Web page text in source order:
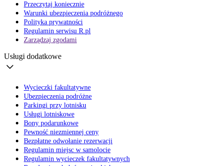
Przeczytaj koniecznie
Warunki ubezpieczenia podróżnego
Polityka prywatności
Regulamin serwisu R.pl
Zarządzaj zgodami
Usługi dodatkowe
Wycieczki fakultatywne
Ubezpieczenia podróżne
Parkingi przy lotnisku
Usługi lotniskowe
Bony podarunkowe
Pewność niezmiennej ceny
Bezpłatne odwołanie rezerwacji
Regulamin miejsc w samolocie
Regulamin wycieczek fakultatywnych